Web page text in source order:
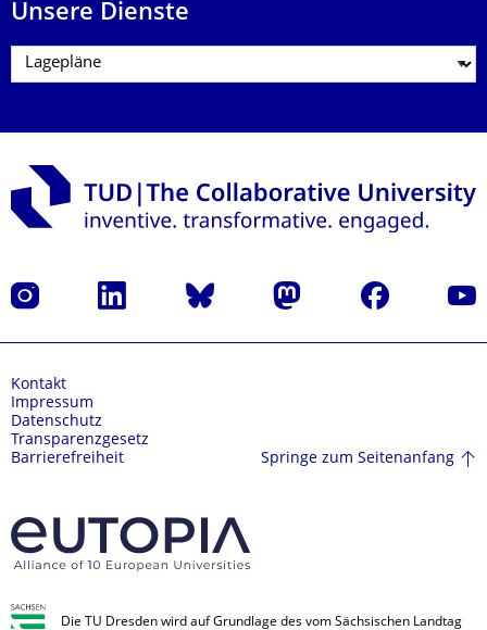
Unsere Dienste
Instagram LinkedIn Bluesky Mastodon Facebook
Kontakt
Impressum
Datenschutz
Transparenzgesetz
Barrierefreiheit
Springe zum Seitenanfang
Die TU Dresden wird auf Grundlage des vom Sächsischen Landtag